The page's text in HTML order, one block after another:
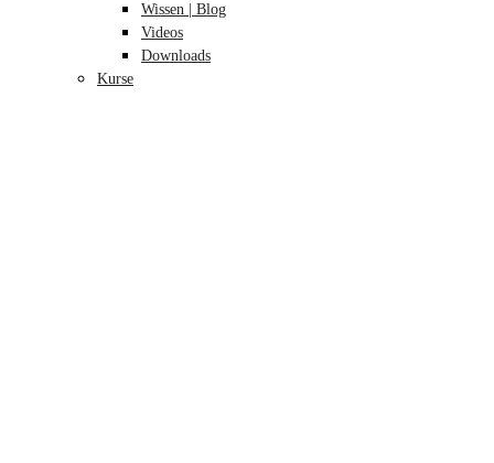
Wissen | Blog
Videos
Downloads
Kurse